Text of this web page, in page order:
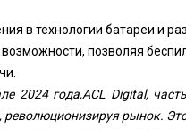
в технологии батареи и
позволяя
2024 года,ACL Digital,
революционизируя рынок.